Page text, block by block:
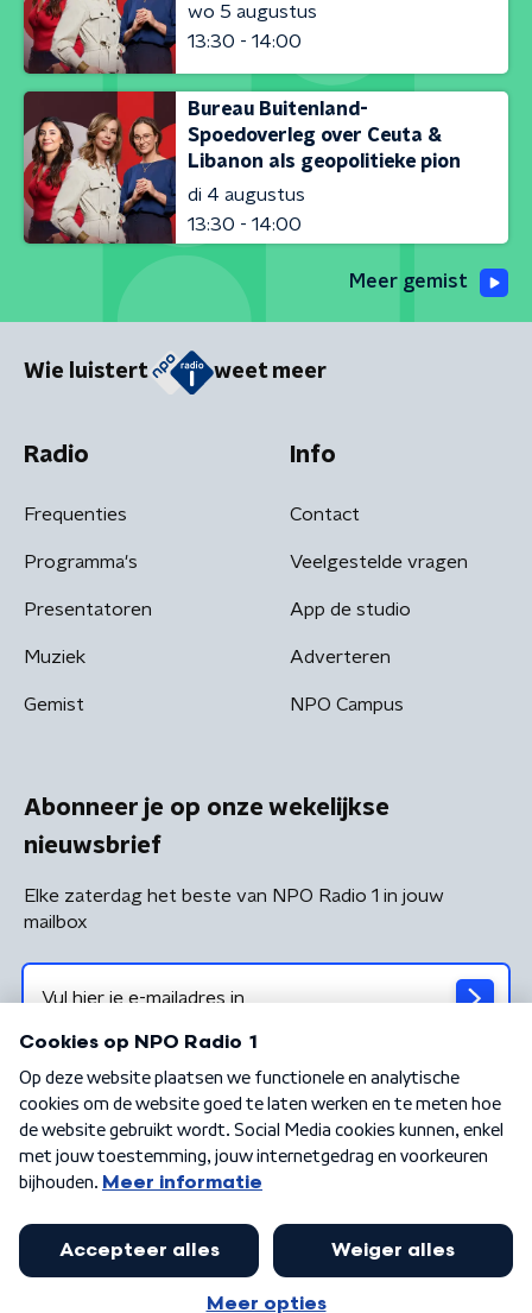
wo 5 augustus
13:30 - 14:00
Bureau Buitenland-
Spoedoverleg over Ceuta &
Libanon als geopolitieke pion
di 4 augustus
13:30 - 14:00
Meer gemist
Wie luistert weet meer
Radio
Frequenties
Programma's
Presentatoren
Muziek
Gemist
Info
Contact
Veelgestelde vragen
App de studio
Adverteren
NPO Campus
Abonneer je op onze wekelijkse
nieuwsbrief
Elke zaterdag het beste van NPO Radio 1 in jouw
mailbox
Algemene voorwaarden